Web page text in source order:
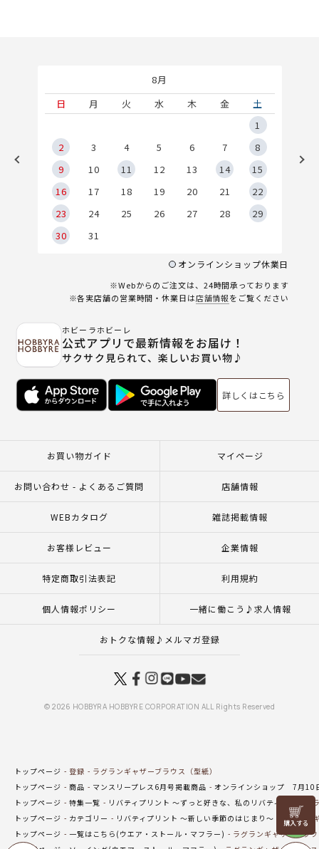
リリヤン
フェア
8月
日
月 火 水 木 金
土
1
2
3 4 5 6 7
8
9
10 11 12 13 14
15
16
17 18 19 20 21
22
23
24 25 26 27 28
29
30
31
オンラインショップ休業日
※Webからのご注文は、24時間承っております
※各実店舗の営業時間・休業日は店舗情報をご覧ください
ホビーラホビーレ
公式アプリで最新情報をお届け！
サクサク見られて、楽しいお買い物♪
詳しくはこちら
お買い物ガイド マイページ
お問い合わせ - よくあるご質問 店舗情報
WEBカタログ 雑誌掲載情報
お客様レビュー 企業情報
特定商取引法表記 利用規約
個人情報ポリシー 一緒に働こう♪求人情報
おトクな情報♪メルマガ登録
© 2026 HOBBYRA HOBBYRE CORPORATION ALL Rights Reserved
トップページ 登録
ラグランギャザーブラウス（型紙）
トップページ
商品 マンスリープレス6月号掲載商品
オンラインショップ 7月10
トップページ
特集一覧 リバティプリント ～ずっと好きな、私のリバティ～
ラグ
トップページ
カテゴリー リバティプリント ～新しい季節のはじまり～
ラグラン
トップページ
一覧はこちら(ウエア・ストール・マフラー)
ラグランギャザーブラ